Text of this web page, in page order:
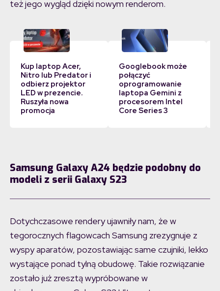
też jego wygląd dzięki nowym renderom.
Kup laptop Acer,
Nitro lub Predator i
odbierz projektor
LED w prezencie.
Ruszyła nowa
promocja
Googlebook może
połączyć
oprogramowanie
laptopa Gemini z
procesorem Intel
Core Series 3
Samsung Galaxy A24 będzie podobny do
modeli z serii Galaxy S23
Dotychczasowe rendery ujawniły nam, że w
tegorocznych flagowcach Samsung zrezygnuje z
wyspy aparatów, pozostawiając same czujniki, lekko
wystające ponad tylną obudowę. Takie rozwiązanie
zostało już zresztą wypróbowane w